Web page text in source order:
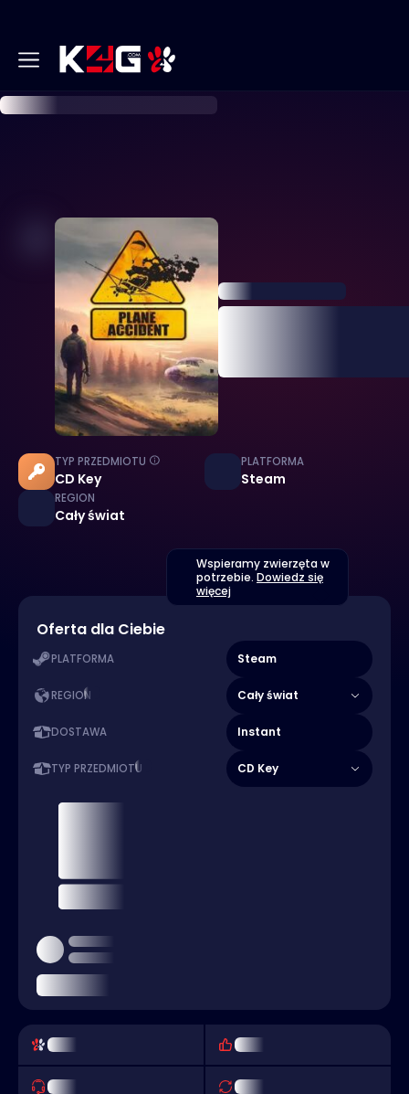
TYP PRZEDMIOTU
CD Key
PLATFORMA
Steam
REGION
Cały świat
Wspieramy zwierzęta w
potrzebie. Dowiedz się
więcej
Oferta dla Ciebie
PLATFORMA Steam
REGION Cały świat
DOSTAWA Instant
TYP PRZEDMIOTU CD Key